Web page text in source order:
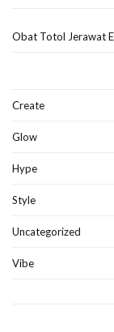
Obat Totol Jerawat
Create
Glow
Hype
Style
Uncategorized
Vibe